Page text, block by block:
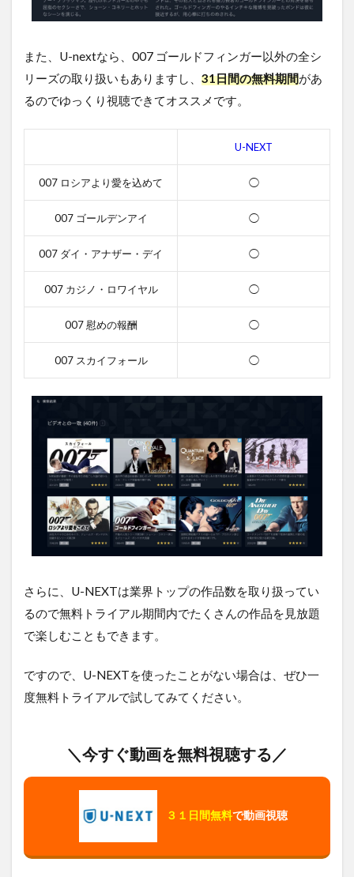
ーの
スタ
007
ゴー
フィ
作品
ゴ
ド
フ
を
無
視
聴
す
る
方
ま
と
また、U-nextなら、007 ゴールドフィンガー以外の全シ
リーズの取り扱いもありますし、 31日間の無料期間があ
るのでゆっくり視聴できてオススメです。
U-NEXT
007 ロシアより愛を込めて ◯
007 ゴールデンアイ ◯
007 ダイ・アナザー・デイ ◯
007 カジノ・ロワイヤル ◯
007 慰めの報酬 ◯
007 スカイフォール ◯
さらに、U-NEXTは業界トップの作品数を取り扱ってい
るので無料トライアル期間内でたくさんの作品を見放題
で楽しむこともできます。
ですので、U-NEXTを使ったことがない場合は、ぜひ一
度無料トライアルで試してみてください。
＼今すぐ動画を無料視聴する／
３１日間無料で動画視聴